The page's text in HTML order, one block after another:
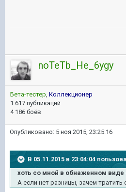
noTeTb_He_6ygy
Бета-тестер Коллекционер
1 617 публикаций
4 186 боёв
Опубликовано: 5 ноя 2015, 23:25:16
В 05.11.2015 в 23:04:04
хоть со мной в обнаженном
А если нет разницы, зачем тратить